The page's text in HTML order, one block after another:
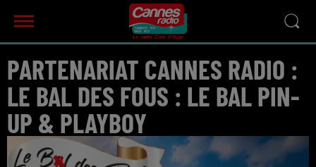
PARTENARIAT CANNES RADIO :
LE BAL DES FOUS : LE BAL PIN-
UP & PLAYBOY